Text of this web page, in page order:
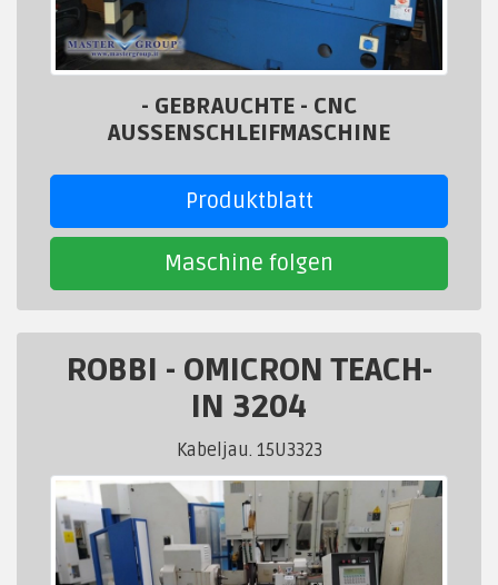
- GEBRAUCHTE - CNC
AUSSENSCHLEIFMASCHINE
Produktblatt
Maschine folgen
ROBBI - OMICRON TEACH-
IN 3204
Kabeljau. 15U3323